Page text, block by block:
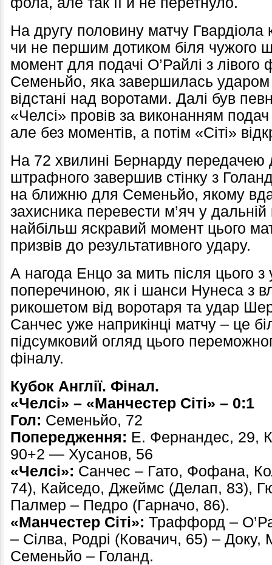
На другу половину матчу
чи не першим дотиком біля чужого
момент для подачі О’Райлі з
Семеньйо, яка завершилась ударом
відстані над воротами. Далі був
«Челсі» провів за виконанням
але без моментів, а потім «Сіті»
На 72 хвилині Бернарду передачею
штрафного завершив стінку з
на ближню для Семеньйо, якому
захисника перевести м’яч у
найбільш яскравий момент цього
призвів до результативного удару.
А нагода Енцо за мить після цього з
поперечиною, як і шанси Нунеса з
рикошетом від воротаря та удар
Санчес уже наприкінці матчу – це
підсумковий огляд цього
фіналу.
Кубок Англії. Фінал.
«Челсі» – «Манчестер Сіті» – 0:1
Гол: Семеньйо, 72
Попередження: Е. Фернандес, 29,
90+2 — Хусанов, 56
«Челсі»: Санчес – Гато, Фофана,
74), Кайседо, Джеймс (Делап, 83),
Палмер – Педро (Гарначо, 86).
«Манчестер Сіті»: Траффорд –
– Сілва, Родрі (Ковачич, 65) –
Семеньйо – Голанд.